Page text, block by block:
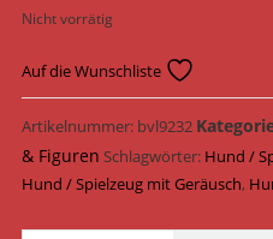
Nicht vorrätig
Auf die Wunschliste
Artikelnummer: bvl9232
& Figuren Schlagwörter: Hund /
Hund / Spielzeug mit Geräusch,